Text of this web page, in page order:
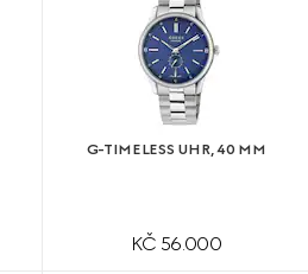
G-TIMELESS UHR, 40 MM
KČ 56.000